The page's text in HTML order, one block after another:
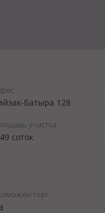
Батыра 128
участка
соток
торг